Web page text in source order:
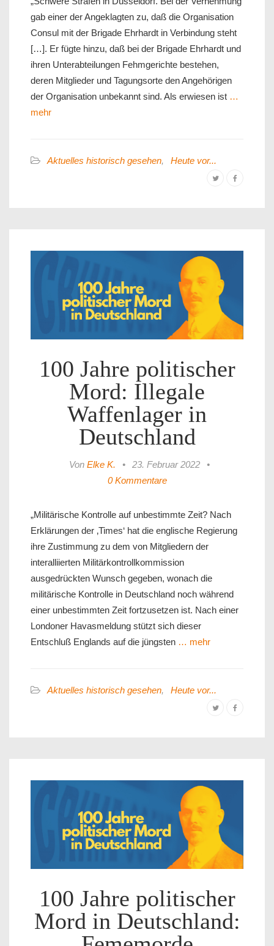
gab einer der Angeklagten zu, daß die Organisation
Consul mit der Brigade Ehrhardt in Verbindung steht
[…]. Er fügte hinzu, daß bei der Brigade Ehrhardt und
ihren Unterabteilungen Fehmgerichte bestehen,
deren Mitglieder und Tagungsorte den Angehörigen
der Organisation unbekannt sind. Als erwiesen ist …
mehr
Aktuelles historisch gesehen, Heute vor...
100 Jahre politischer
Mord: Illegale
Waffenlager in
Deutschland
Von Elke K. • 23. Februar 2022
•
0 Kommentare
„Militärische Kontrolle auf unbestimmte Zeit? Nach
Erklärungen der ‚Times‘ hat die englische Regierung
ihre Zustimmung zu dem von Mitgliedern der
interalliierten Militärkontrollkommission
ausgedrückten Wunsch gegeben, wonach die
militärische Kontrolle in Deutschland noch während
einer unbestimmten Zeit fortzusetzen ist. Nach einer
Londoner Havasmeldung stützt sich dieser
Entschluß Englands auf die jüngsten … mehr
Aktuelles historisch gesehen, Heute vor...
100 Jahre politischer
Mord in Deutschland: